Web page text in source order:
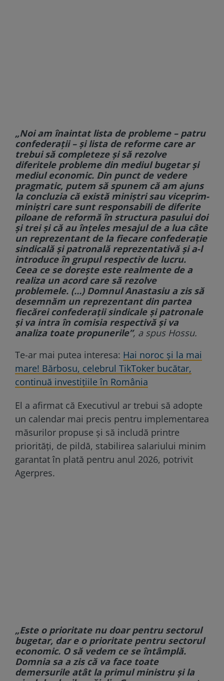
„Noi am înaintat lista de probleme – patru
confederaţii – şi lista de reforme care ar
trebui să completeze şi să rezolve
diferitele probleme din mediul bugetar şi
mediul economic. Din punct de vedere
pragmatic, putem să spunem că am ajuns
la concluzia că există miniştri sau viceprim-
miniştri care sunt responsabili de diferite
piloane de reformă în structura pasului doi
şi trei şi că au înţeles mesajul de a lua câte
un reprezentant de la fiecare confederaţie
sindicală şi patronală reprezentativă şi a-l
introduce în grupul respectiv de lucru.
Ceea ce se doreşte este realmente de a
realiza un acord care să rezolve
problemele. (…) Domnul Anastasiu a zis să
desemnăm un reprezentant din partea
fiecărei confederaţii sindicale şi patronale
şi va intra în comisia respectivă şi va
analiza toate propunerile”, a spus Hossu.
Te-ar mai putea interesa: Hai noroc şi la mai
mare! Bărbosu, celebrul TikToker bucătar,
continuă investiţiile în România
El a afirmat că Executivul ar trebui să adopte
un calendar mai precis pentru implementarea
măsurilor propuse și să includă printre
priorități, de pildă, stabilirea salariului minim
garantat în plată pentru anul 2026, potrivit
Agerpres.
„Este o prioritate nu doar pentru sectorul
bugetar, dar e o prioritate pentru sectorul
economic. O să vedem ce se întâmplă.
Domnia sa a zis că va face toate
demersurile atât la primul ministru şi la